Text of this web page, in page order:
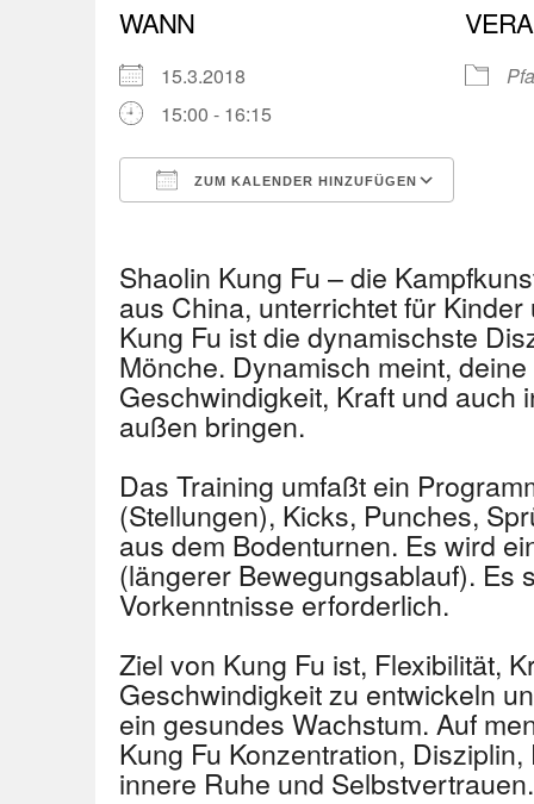
WANN
15.3.2018
15:00 - 16:15
ZUM KALENDER HINZUFÜGEN
Shaolin Kung Fu – die
aus China, unterrichtet für
Kung Fu ist die dynamischste
Mönche. Dynamisch meint,
Geschwindigkeit, Kraft und auch
außen bringen.
Das Training umfaßt ein
(Stellungen), Kicks, Punches,
aus dem Bodenturnen. Es wird
(längerer Bewegungsablauf). Es
Vorkenntnisse erforderlich.
Ziel von Kung Fu ist, Flexibilität,
Geschwindigkeit zu entwickeln
ein gesundes Wachstum. Auf
Kung Fu Konzentration,
innere Ruhe und Selbstvertrauen.